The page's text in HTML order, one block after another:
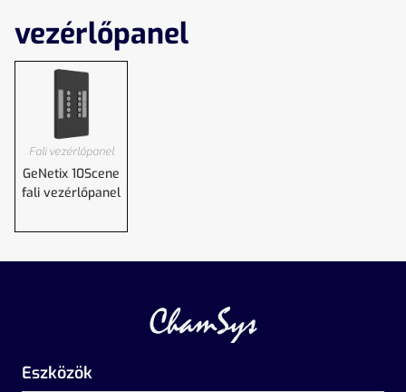
vezérlőpanel
Fali vezérlőpanel
GeNetix 10Scene
fali vezérlőpanel
Eszközök